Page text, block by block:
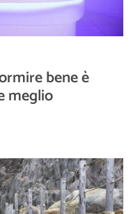
bene è
meglio